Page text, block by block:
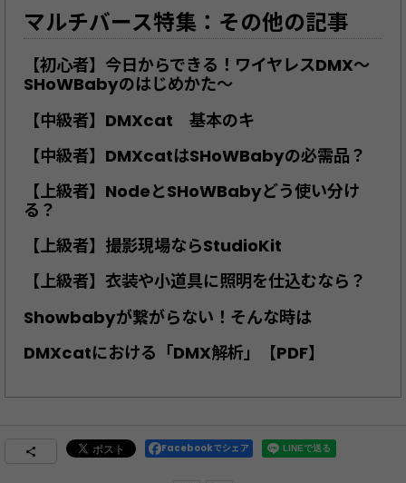
マルチバース特集：その他の記事
【初心者】今日からできる！ワイヤレスDMX～
SHoWBabyのはじめかた～
【中級者】DMXcat 基本のキ
【中級者】DMXcatはSHoWBabyの必需品？
【上級者】NodeとSHoWBabyどう使い分け
る？
【上級者】撮影現場ならStudioKit
【上級者】衣装や小道具に照明を仕込むなら？
Showbabyが繋がらない！そんな時は
DMXcatにおける「DMX解析」【PDF】
Facebookでシェア